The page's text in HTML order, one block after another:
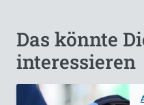
Das könnte
interessieren